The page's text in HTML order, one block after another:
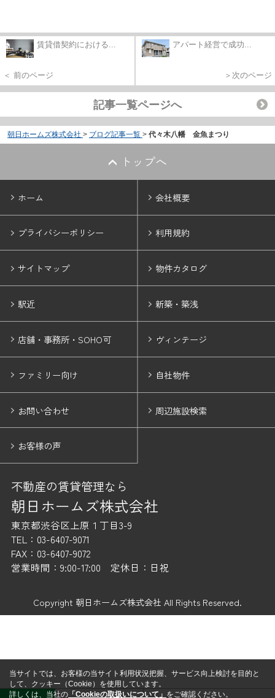
賃貸借契約における...
＜ 前のページ
アパート経営で成功...
＞次のページ
記事一覧ページへ
朝日ホームズ株式会社 > ブログ記事一覧 > 代々木八幡 金魚まつり
トップへ
ホーム 会社概要
プライバシーポリシー 利用規約
サイトマップ 物件カタログ
駅近 新築・築浅
店舗・事務所・SOHO可 ヴィンテージ
ファミリー向け 自社物件
お問い合わせ 周辺施設検索
お客様の声
不動産の賃貸管理なら
朝日ホームズ株式会社
東京都渋谷区上原１丁目3-9
TEL：03-6407-9071
FAX：03-6407-9072
営業時間：9:00-17:00 定休日：日祝
Copyright 朝日ホームズ株式会社 All Rights Reserved.
当サイトでは、お客様の当サイト利用状況把握、サービス向上検討を目的と
して、クッキー（Cookie）を使用しています。
詳しくは、当社の 「Cookieの取扱いについて」 をご確認ください。